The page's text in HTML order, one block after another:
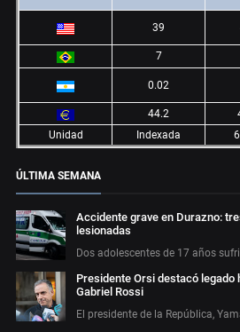
39
7
0.02
44.2
Unidad
Indexada
ÚLTIMA SEMANA
Accidente grave en Durazno:
lesionadas
Dos adolescentes de 17 años
Presidente Orsi destacó legado
Gabriel Rossi
El presidente de la República,